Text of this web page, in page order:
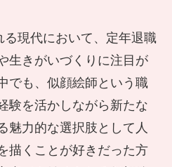
る現代において、定年退職
生きがいづくりに注目が
でも、似顔絵師という職
験を活かしながら新たな
魅力的な選択肢として人
描くことが好きだった方